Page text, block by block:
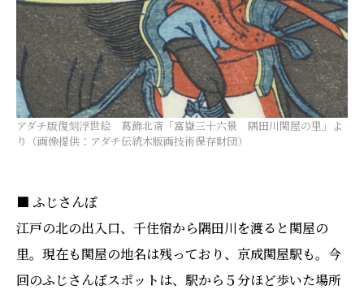
アダチ版復刻浮世絵 葛飾北斎「富嶽三十六景 隅田川関屋の里」よ
り（画像提供：アダチ伝統木版画技術保存財団）
■ ふじさんぽ
江戸の北の出入口、千住宿から隅田川を渡ると関屋の
里。現在も関屋の地名は残っており、京成関屋駅も。今
回のふじさんぽスポットは、駅から５分ほど歩いた場所